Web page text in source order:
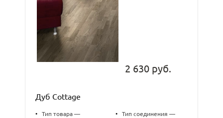
2 630 руб.
Дуб Cottage
•
Тип товара —
•
Тип соединения —